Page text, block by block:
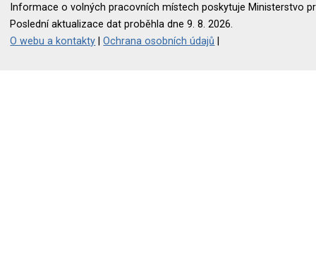
Informace o volných pracovních místech poskytuje Ministerstvo
Poslední aktualizace dat proběhla dne 9. 8. 2026.
O webu a kontakty |Ochrana osobních údajů